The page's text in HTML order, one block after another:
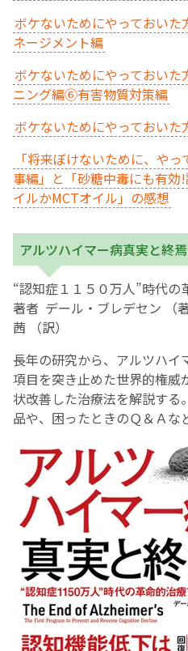
ボケないためにやっておい
ネージメント編
ボケないためにやっておい
ニング編⑥有害物質対策編
ボケないためにやっておい
「将来ぼけないために、や
事編」と「砂糖中毒にも有
イルかMCTオイル」の感想
アルツハイマー病真実と終焉
“認知症１１５０万人”時代の
著者 デール・ブレデセン （
茜 （訳）
長年の研究から、アルツハイ
項目を突き止めた世界的権威
状改善した治療法を解説する
品や、困ったときのＱ＆Ａな